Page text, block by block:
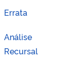
Errata
Análise
Recursal